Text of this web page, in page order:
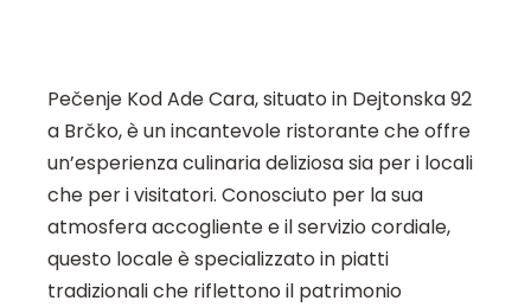
Pečenje Kod Ade Cara, situato in Dejtonska 92
a Brčko, è un incantevole ristorante che offre
un’esperienza culinaria deliziosa sia per i locali
che per i visitatori. Conosciuto per la sua
atmosfera accogliente e il servizio cordiale,
questo locale è specializzato in piatti
tradizionali che riflettono il patrimonio